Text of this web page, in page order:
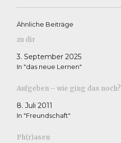
Ähnliche Beiträge
zu dir
3. September 2025
In "das neue Lernen"
Aufgeben – wie ging das noch?
8. Juli 2011
In "Freundschaft"
Ph(r)asen